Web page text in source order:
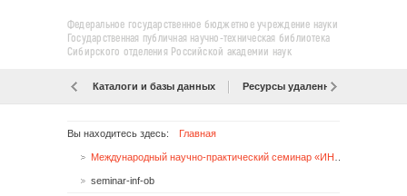
Федеральное государственное бюджетное учреждение науки
Государственная публичная научно-техническая библиотека
Сибирского отделения Российской академии наук
Каталоги и базы данных Ресурсы удаленного доступа
Вы находитесь здесь: Главная
seminar-inf-ob